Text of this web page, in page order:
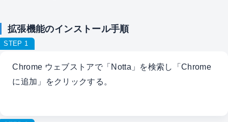
拡張機能のインストール手順
STEP 1
Chrome ウェブストアで「Notta」を検索し「Chrome
に追加」をクリックする。